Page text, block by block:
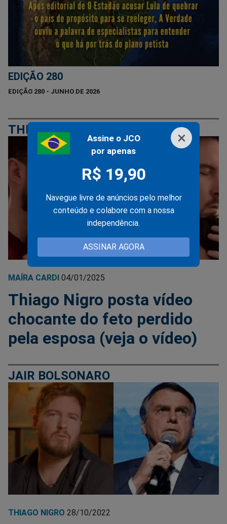
×
Assine o JCO
por apenas
R$ 19,90
Navegue livre de anúncios pelo melhor
conteúdo e colabore com a nossa
independência.
ASSINAR AGORA
EDIÇÃO 280
EDIÇÃO 280 - JUNHO DE 2026
THIAGO NIGRO
MAÍRA CARDI 04/01/2025
Thiago Nigro posta vídeo
chocante do feto perdido
pela esposa (veja o vídeo)
JAIR BOLSONARO
THIAGO NIGRO 28/10/2022